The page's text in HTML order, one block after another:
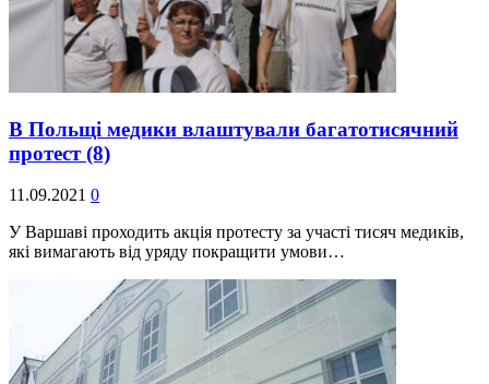
В Польщі медики влаштували багатотисячний
протест(8)
11.09.2021 0
У Варшаві проходить акція протесту за участі тисяч медиків,
які вимагають від уряду покращити умови…